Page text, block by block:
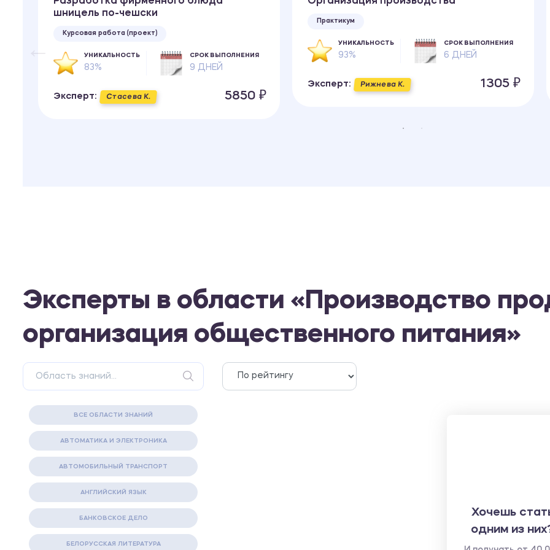
шницель по-чешски
Курсовая работа (проект)
УНИКАЛЬНОСТЬ
83%
СРОК ВЫПОЛНЕНИЯ
9 ДНЕЙ
Эксперт: Стасева К. 5850 ₽
Практикум
УНИКАЛЬНОСТЬ
93%
СРОК ВЫПОЛНЕНИЯ
6 ДНЕЙ
Эксперт: Рижнева К. 1305 ₽
Эксперты в области «Производство
организация общественного питания»
ВСЕ ОБЛАСТИ ЗНАНИЙ
АВТОМАТИКА И ЭЛЕКТРОНИКА
АВТОМОБИЛЬНЫЙ ТРАНСПОРТ
АНГЛИЙСКИЙ ЯЗЫК
БАНКОВСКОЕ ДЕЛО
БЕЛОРУССКАЯ ЛИТЕРАТУРА
Хочешь
одним из